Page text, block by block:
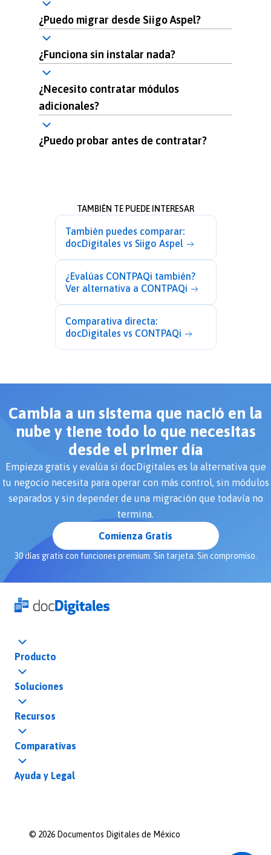
¿Puedo migrar desde Siigo Aspel?
¿Funciona sin instalar nada?
¿Necesito contratar módulos
adicionales?
¿Puedo probar antes de contratar?
TAMBIÉN TE PUEDE INTERESAR
También puedes comparar:
docDigitales vs Siigo Aspel
¿Evalúas CONTPAQi también?
Ver alternativa a CONTPAQi
Comparativa directa:
docDigitales vs CONTPAQi
Cambia a un sistema que nació en la
nube y tiene todo lo que necesitas
desde el primer día
Empieza gratis y evalúa si docDigitales es la alternativa que
tu negocio necesita para operar con más control, sin módulos
separados y sin depender de una migración que todavía no
termina.
Comienza Gratis
30 días gratis con funciones premium. Sin tarjeta. Sin compromiso.
Producto
Soluciones
Recursos
Comparativas
Ayuda y Legal
© 2026 Documentos Digitales de México